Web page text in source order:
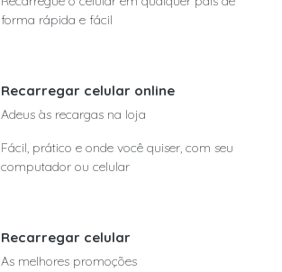
forma rápida e fácil
Recarregar celular online
Adeus às recargas na loja
Fácil, prático e onde você quiser, com seu
computador ou celular
Recarregar celular
As melhores promoções